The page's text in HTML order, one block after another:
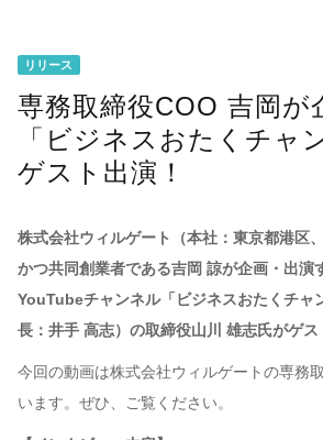
リリース
専務取締役COO 吉岡が
「ビジネスおたくチャ
ゲスト出演！
株式会社ウィルゲート（本社：東京都港区
かつ共同創業者である吉岡 諒が企画・出
YouTubeチャンネル「ビジネスおたくチャ
長：井手 高志）の取締役山川 雄志氏がゲス
今回の動画は株式会社ウィルゲートの専務
います。ぜひ、ご覧ください。